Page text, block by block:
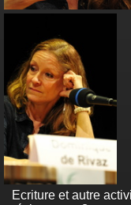
Ecriture et autre